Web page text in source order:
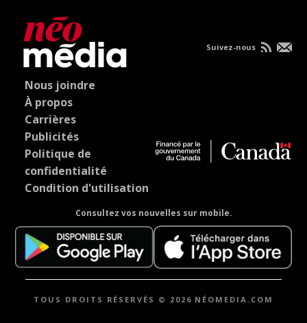
Nous joindre
À propos
Carrières
Publicités
Politique de
confidentialité
Condition d'utilisation
Consultez vos nouvelles sur mobile.
Suivez-nous
TOUS DROITS RÉSERVÉS © 2026 NÉOMEDIA.COM